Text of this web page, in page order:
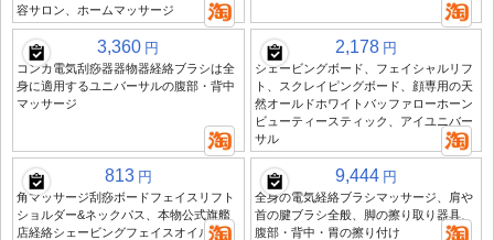
容サロン、ホームマッサージ
3,360 円
コンカ電気刮痧器器物器経絡ブラシは全
身に適用するユニバーサルの腹部・背中
マッサージ
2,178 円
シェービングボード、フェイシャルリフ
ト、スクレイピングボード、顔専用の天
然オールドホワイトバッファローホーン
ビューティースティック、アイユニバー
サル
813 円
角マッサージ刮痧ボードフェイスリフト
ショルダー&ネックパス、本物公式旗艦
店経絡シェービングフェイスオイル
9,444 円
全身の電気経絡ブラシマッサージ、肩や
首の腱ブラシ全般、脚の擦り取り器具、
腹部・背中・胃の擦り付け